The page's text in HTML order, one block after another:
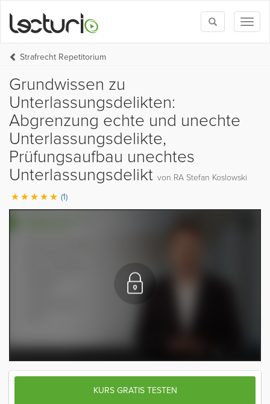
Toggle
search
Strafrecht Repetitorium
Grundwissen zu
Unterlassungsdelikten:
Abgrenzung echte und unechte
Unterlassungsdelikte,
Prüfungsaufbau unechtes
Unterlassungsdelikt von RA Stefan Koslowski
(1)
KURS GRATIS TESTEN